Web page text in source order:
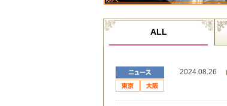
ALL
2024.08.26